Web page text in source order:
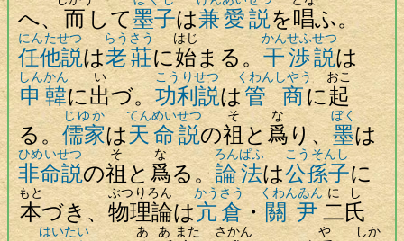
へ、而して墨子は兼愛説を唱ふ。
任他説
にんたせつ
は老莊
らうさう
に始
はじ
まる。干渉説
かんせふせつ
は
申韓
しんかん
に出
い
づ。功利説
こうりせつ
は管商
くわんしやう
に起
おこ
る。儒家
じゆか
は天命説
てんめいせつ
の祖
そ
と爲
な
り、墨
ぼく
は
非命説
ひめいせつ
の祖
そ
と 爲
な
る。論法
ろんぱふ
は公孫子
こうそんし
に
本
もと
づき、物理論
ぶつりろん
は亢倉
かうさう
・關尹
くわんゐん
二氏
にし
はいたい ああ また さかん や しか